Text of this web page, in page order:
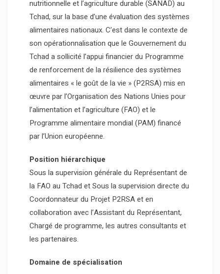
nutritionnelle et l’agriculture durable (SANAD) au
Tchad, sur la base d’une évaluation des systèmes
alimentaires nationaux. C’est dans le contexte de
son opérationnalisation que le Gouvernement du
Tchad a sollicité l’appui financier du Programme
de renforcement de la résilience des systèmes
alimentaires « le goût de la vie » (P2RSA) mis en
œuvre par l’Organisation des Nations Unies pour
l’alimentation et l’agriculture (FAO) et le
Programme alimentaire mondial (PAM) financé
par l’Union européenne.
Position hiérarchique
Sous la supervision générale du Représentant de
la FAO au Tchad et Sous la supervision directe du
Coordonnateur du Projet P2RSA et en
collaboration avec l’Assistant du Représentant,
Chargé de programme, les autres consultants et
les partenaires.
Domaine de spécialisation